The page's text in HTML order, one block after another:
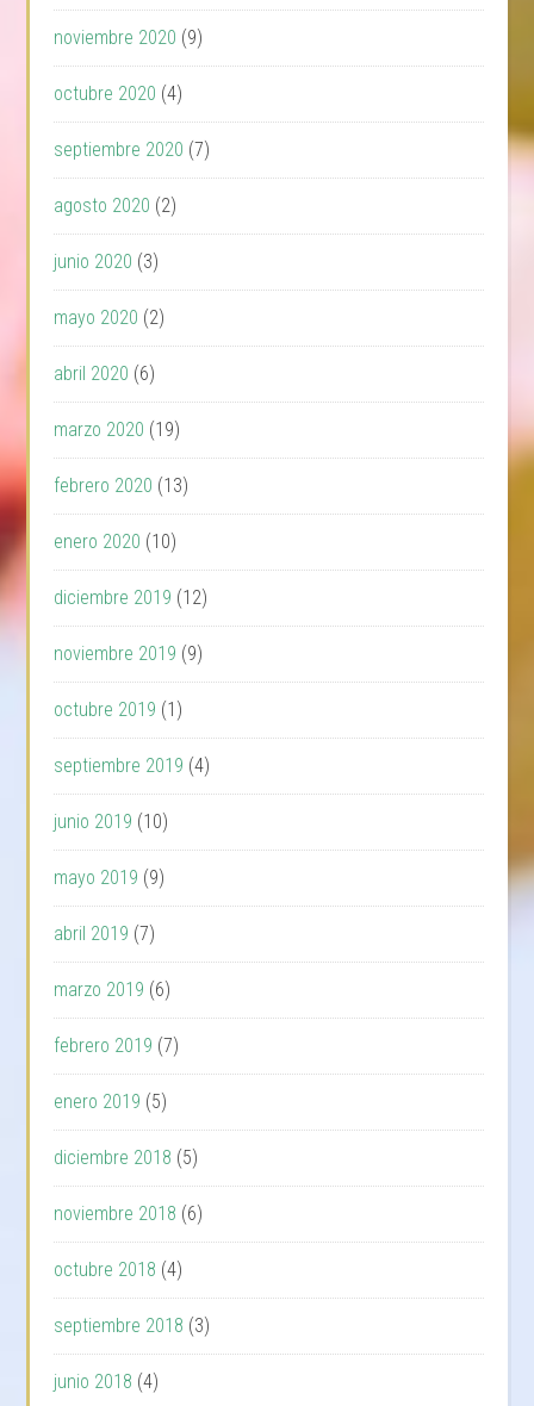
noviembre 2020 (9)
octubre 2020 (4)
septiembre 2020 (7)
agosto 2020 (2)
junio 2020 (3)
mayo 2020 (2)
abril 2020 (6)
marzo 2020 (19)
febrero 2020 (13)
enero 2020 (10)
diciembre 2019 (12)
noviembre 2019 (9)
octubre 2019 (1)
septiembre 2019 (4)
junio 2019 (10)
mayo 2019 (9)
abril 2019 (7)
marzo 2019 (6)
febrero 2019 (7)
enero 2019 (5)
diciembre 2018 (5)
noviembre 2018 (6)
octubre 2018 (4)
septiembre 2018 (3)
junio 2018 (4)